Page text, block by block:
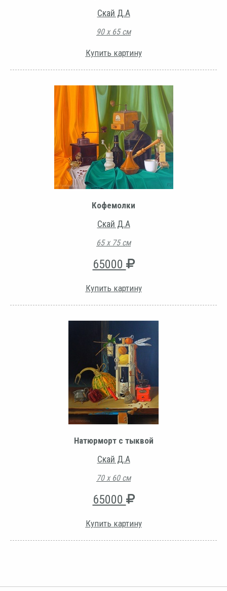
Скай Д.А
90 х 65 см
Купить картину
Кофемолки
Скай Д.А
65 х 75 см
65000
Купить картину
Натюрморт с тыквой
Скай Д.А
70 х 60 см
65000
Купить картину